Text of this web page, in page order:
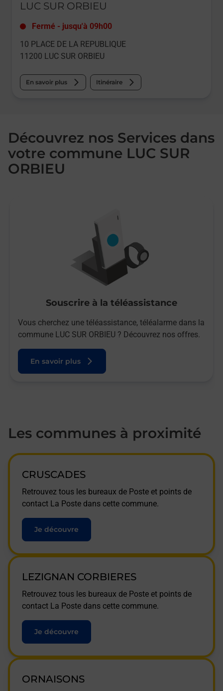
LUC SUR ORBIEU
Fermé - jusqu'à 09h00
10 PLACE DE LA REPUBLIQUE
11200 LUC SUR ORBIEU
En savoir plus Itinéraire
Découvrez nos Services dans
votre commune LUC SUR
ORBIEU
Souscrire à la téléassistance
Vous cherchez une téléassistance, téléalarme dans la
commune LUC SUR ORBIEU ? Découvrez nos offres.
En savoir plus
Les communes à proximité
CRUSCADES
Retrouvez tous les bureaux de Poste et points de
contact La Poste dans cette commune.
Je découvre
LEZIGNAN CORBIERES
Retrouvez tous les bureaux de Poste et points de
contact La Poste dans cette commune.
Je découvre
ORNAISONS